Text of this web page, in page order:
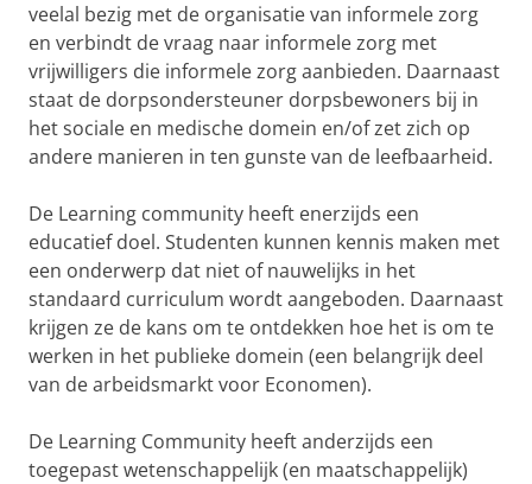
veelal bezig met de organisatie van informele zorg
en verbindt de vraag naar informele zorg met
vrijwilligers die informele zorg aanbieden. Daarnaast
staat de dorpsondersteuner dorpsbewoners bij in
het sociale en medische domein en/of zet zich op
andere manieren in ten gunste van de leefbaarheid.
De Learning community heeft enerzijds een
educatief doel. Studenten kunnen kennis maken met
een onderwerp dat niet of nauwelijks in het
standaard curriculum wordt aangeboden. Daarnaast
krijgen ze de kans om te ontdekken hoe het is om te
werken in het publieke domein (een belangrijk deel
van de arbeidsmarkt voor Economen).
De Learning Community heeft anderzijds een
toegepast wetenschappelijk (en maatschappelijk)